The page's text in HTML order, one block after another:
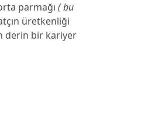
parmağı( bu
üretkenliği
derin bir kariyer